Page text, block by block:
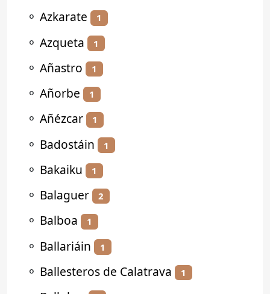
⚬ Azkarate 1
⚬ Azqueta 1
⚬ Añastro 1
⚬ Añorbe 1
⚬ Añézcar 1
⚬ Badostáin 1
⚬ Bakaiku 1
⚬ Balaguer 2
⚬ Balboa 1
⚬ Ballariáin 1
⚬ Ballesteros de Calatrava 1